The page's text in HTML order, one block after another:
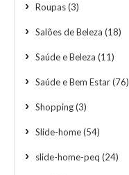
Roupas(3)
Salões de Beleza (18)
Saúde e Beleza (11)
Saúde e Bem Estar(76)
Shopping(3)
Slide-home(54)
slide-home-peq (24)